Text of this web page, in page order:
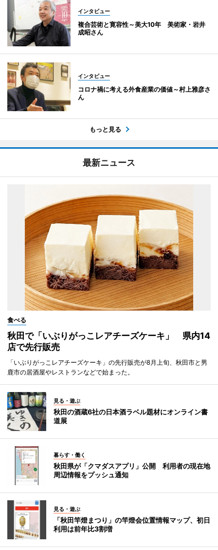
インタビュー
複合芸術と寛容性～美大10年 美術家・岩井
成昭さん
インタビュー
コロナ禍に考える外食産業の価値～村上雅彦さ
ん
もっと見る
最新ニュース
食べる
秋田で「いぶりがっこレアチーズケーキ」 県内14
店で先行販売
「いぶりがっこレアチーズケーキ」の先行販売が8月上旬、秋田市と男
鹿市の居酒屋やレストランなどで始まった。
見る・遊ぶ
秋田の酒蔵6社の日本酒ラベル題材にオンライン書
道展
暮らす・働く
秋田県が「クマダスアプリ」公開 利用者の現在地
周辺情報をプッシュ通知
見る・遊ぶ
「秋田竿燈まつり」の竿燈会位置情報マップ、初日
利用は前年比3割増